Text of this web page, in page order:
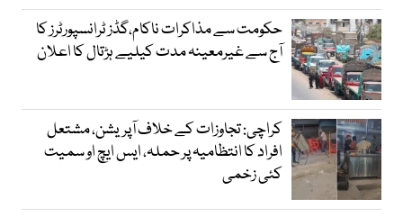
حکومت سے مذاکرات ناکام،گڈز ٹرانسپورٹرز کا
آج سے غیرمعینہ مدت کیلیے ہڑتال کا اعلان
کراچی: تجاوزات کے خلاف آپریشن، مشتعل
افراد کا انتظامیہ پر حملہ، ایس ایچ او سمیت
کئی زخمی